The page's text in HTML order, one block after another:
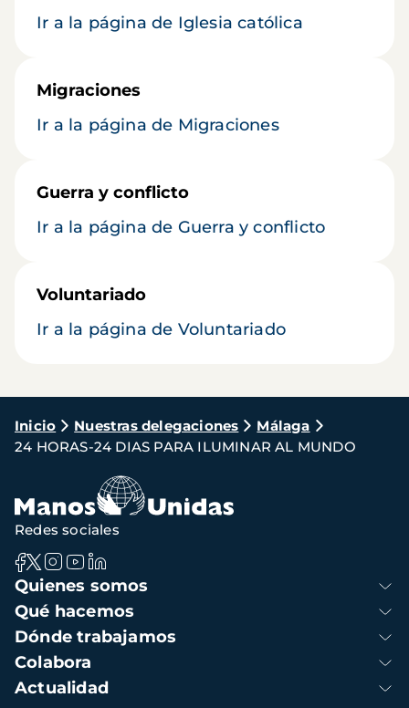
Ir a la página de Iglesia católica
Migraciones
Ir a la página de Migraciones
Guerra y conflicto
Ir a la página de Guerra y conflicto
Voluntariado
Ir a la página de Voluntariado
Ruta
de
navegación
Inicio Nuestras delegaciones
Málaga
24 HORAS-24 DIAS PARA ILUMINAR AL MUNDO
Navegación
principal
Quienes somos
Qué hacemos
Dónde trabajamos
Colabora
Actualidad
Redes sociales